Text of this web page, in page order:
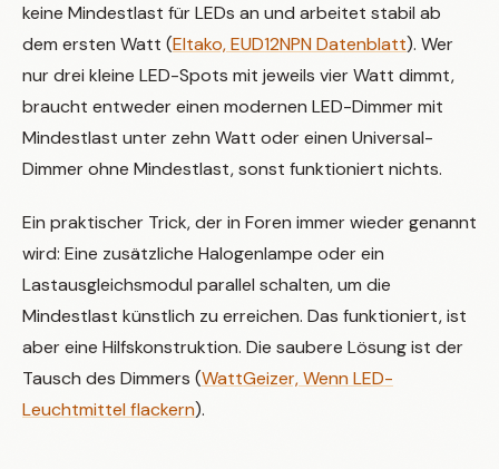
keine Mindestlast für LEDs an und arbeitet stabil ab
dem ersten Watt (Eltako, EUD12NPN Datenblatt). Wer
nur drei kleine LED-Spots mit jeweils vier Watt dimmt,
braucht entweder einen modernen LED-Dimmer mit
Mindestlast unter zehn Watt oder einen Universal-
Dimmer ohne Mindestlast, sonst funktioniert nichts.
Ein praktischer Trick, der in Foren immer wieder genannt
wird: Eine zusätzliche Halogenlampe oder ein
Lastausgleichsmodul parallel schalten, um die
Mindestlast künstlich zu erreichen. Das funktioniert, ist
aber eine Hilfskonstruktion. Die saubere Lösung ist der
Tausch des Dimmers (WattGeizer, Wenn LED-
Leuchtmittel flackern).